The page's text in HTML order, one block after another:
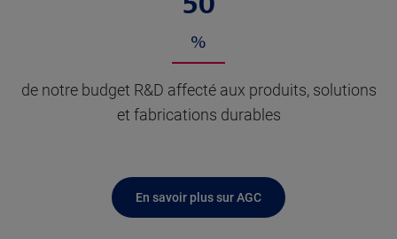
%
de notre budget R&D affecté aux produits, solutions
et fabrications durables
En savoir plus sur AGC